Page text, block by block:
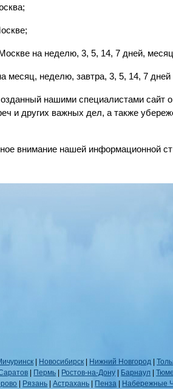
на неделю, 3, 5, 14, 7 дней,
месяц, неделю, завтра, 3, 5, 14, 7
нашими специалистами сайт
и других важных дел, а также
внимание нашей информационной
| Новосибирск | Нижний Новгород |
| Пермь | Ростов-на-Дону | Барнаул |
| Рязань |Астрахань | Пенза | Набережные